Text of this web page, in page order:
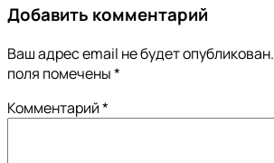
Добавить комментарий
Ваш адрес email не будет опубликован.
поля помечены*
Комментарий*